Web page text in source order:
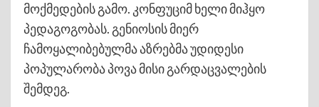
მოქმედების გამო. კონფუციმ ხელი მიჰყო
პედაგოგობას. გენიოსის მიერ
ჩამოყალიბებულმა აზრებმა უდიდესი
პოპულარობა პოვა მისი გარდაცვალების
შემდეგ.